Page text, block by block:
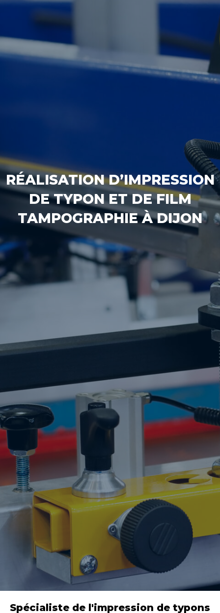
RÉALISATION D’IMPRESSION
DE TYPON ET DE FILM
TAMPOGRAPHIE À DIJON
Spécialiste de l'impression de typons